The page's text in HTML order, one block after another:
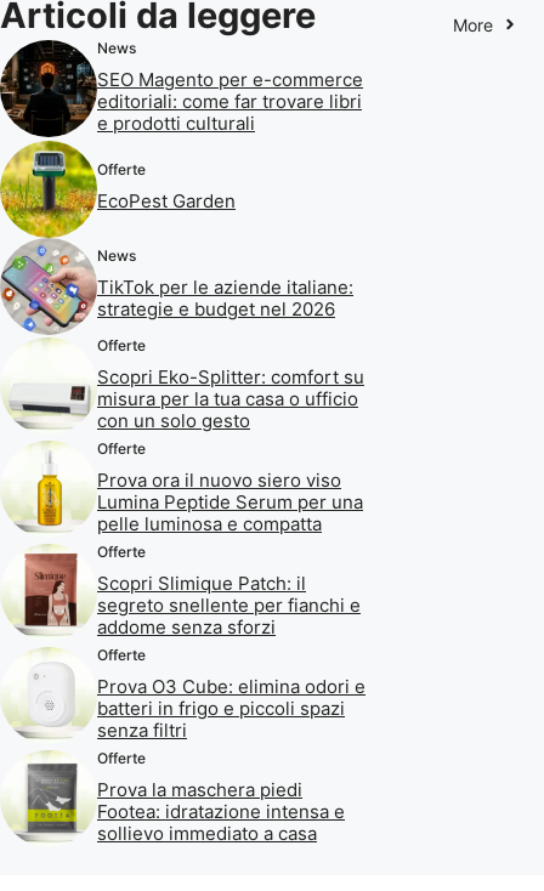
Articoli da leggere More
News
SEO Magento per e-commerce
editoriali: come far trovare libri
e prodotti culturali
Offerte
EcoPest Garden
News
TikTok per le aziende italiane:
strategie e budget nel 2026
Offerte
Scopri Eko-Splitter: comfort su
misura per la tua casa o ufficio
con un solo gesto
Offerte
Prova ora il nuovo siero viso
Lumina Peptide Serum per una
pelle luminosa e compatta
Offerte
Scopri Slimique Patch: il
segreto snellente per fianchi e
addome senza sforzi
Offerte
Prova O3 Cube: elimina odori e
batteri in frigo e piccoli spazi
senza filtri
Offerte
Prova la maschera piedi
Footea: idratazione intensa e
sollievo immediato a casa